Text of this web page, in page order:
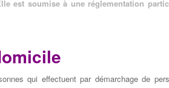
est soumise à une réglementation
qui effectuent par démarchage de